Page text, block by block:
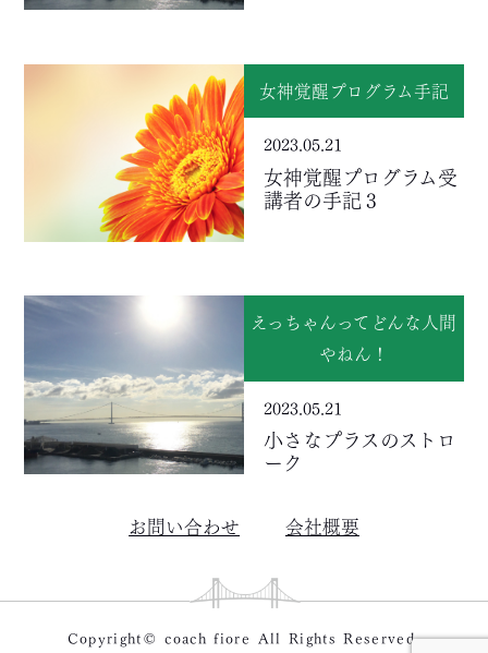
女神覚醒プログラム手記
2023.05.21
女神覚醒プログラム受
講者の手記３
えっちゃんってどんな人間
やねん！
2023.05.21
小さなプラスのストロ
ーク
お問い合わせ 会社概要
Copyright© coach fiore All Rights Reserved.